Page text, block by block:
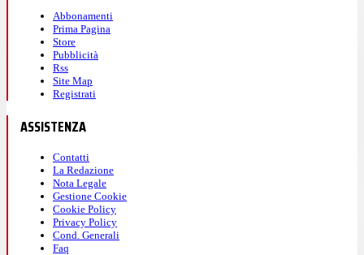
Abbonamenti
Prima Pagina
Store
Pubblicità
Rss
Site Map
Registrati
ASSISTENZA
Contatti
La Redazione
Nota Legale
Gestione Cookie
Cookie Policy
Privacy Policy
Cond. Generali
Faq